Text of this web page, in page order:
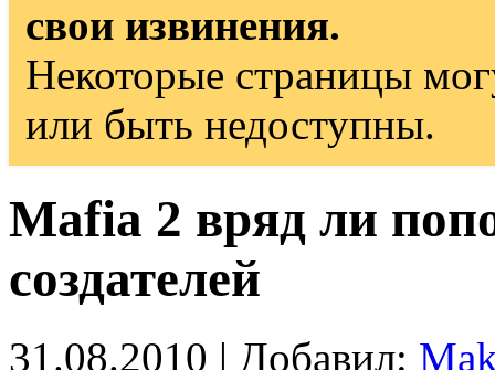
свои извинения.
Некоторые страницы
или быть недоступны.
Mafia 2 вряд ли
создателей
31.08.2010 | Добавил: